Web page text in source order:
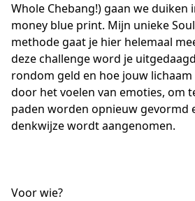
Whole Chebang!) gaan we duiken
money blue print. Mijn unieke
methode gaat je hier helemaal
deze challenge word je
rondom geld en hoe jouw
door het voelen van emoties, om
paden worden opnieuw gevormd
denkwijze wordt aangenomen.
Voor wie?